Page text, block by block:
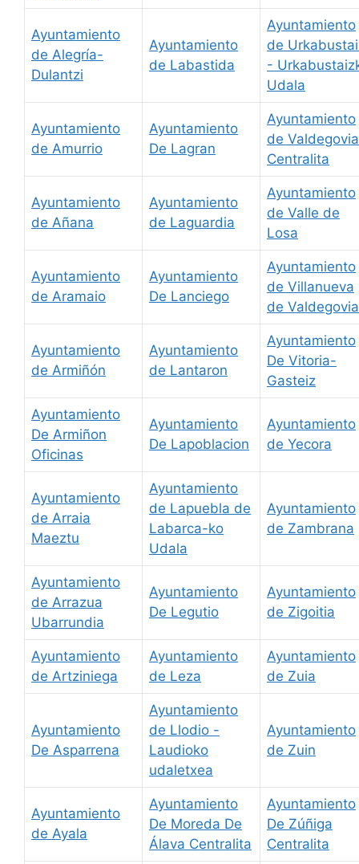
Ayuntamiento
de Alegría-
Dulantzi
Ayuntamiento
de Labastida
Ayuntamiento
de
-
Udala
Ayuntamiento
de Amurrio
Ayuntamiento
De Lagran
Ayuntamiento
de Valdegovia
Centralita
Ayuntamiento
de Añana
Ayuntamiento
de Laguardia
Ayuntamiento
de Valle de
Losa
Ayuntamiento
de Aramaio
Ayuntamiento
De Lanciego
Ayuntamiento
de Villanueva
de Valdegovia
Ayuntamiento
de Armiñón
Ayuntamiento
de Lantaron
Ayuntamiento
De Vitoria-
Gasteiz
Ayuntamiento
De Armiñon
Oficinas
Ayuntamiento
De Lapoblacion
Ayuntamiento
de Yecora
Ayuntamiento
de Arraia
Maeztu
Ayuntamiento
de Lapuebla de
Labarca-ko
Udala
Ayuntamiento
de Zambrana
Ayuntamiento
de Arrazua
Ubarrundia
Ayuntamiento
De Legutio
Ayuntamiento
de Zigoitia
Ayuntamiento
de Artziniega
Ayuntamiento
de Leza
Ayuntamiento
de Zuia
Ayuntamiento
De Asparrena
Ayuntamiento
de Llodio -
Laudioko
udaletxea
Ayuntamiento
de Zuin
Ayuntamiento
de Ayala
Ayuntamiento
De Moreda De
Álava Centralita
Ayuntamiento
De Zúñiga
Centralita